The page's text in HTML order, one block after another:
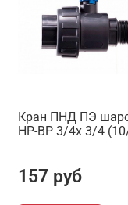
Кран ПНД ПЭ
НР-ВР 3/4х 3/4
157 руб